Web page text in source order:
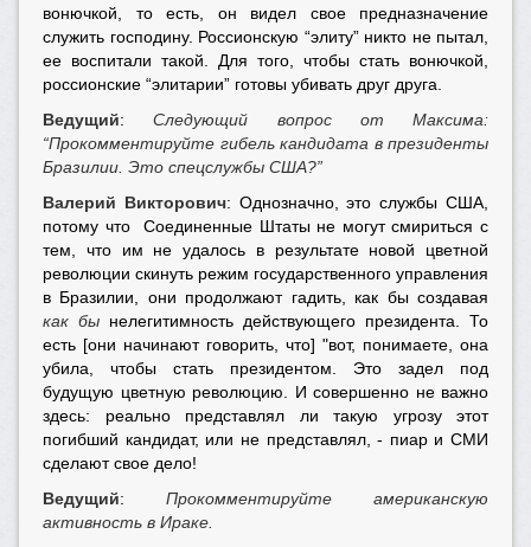
вонючкой, то есть, он видел свое предназначение
служить господину. Россионскую “элиту” никто не пытал,
ее воспитали такой. Для того, чтобы стать вонючкой,
россионские “элитарии” готовы убивать друг друга.
Ведущий:Следующий вопрос от Максима:
“Прокомментируйте гибель кандидата в президенты
Бразилии. Это спецслужбы США?”
Валерий Викторович: Однозначно, это службы США,
потому что Соединенные Штаты не могут смириться с
тем, что им не удалось в результате новой цветной
революции скинуть режим государственного управления
в Бразилии, они продолжают гадить, как бы создавая
как бы нелегитимность действующего президента. То
есть [они начинают говорить, что] "вот, понимаете, она
убила, чтобы стать президентом. Это задел под
будущую цветную революцию. И совершенно не важно
здесь: реально представлял ли такую угрозу этот
погибший кандидат, или не представлял, - пиар и СМИ
сделают свое дело!
Ведущий: Прокомментируйте американскую
активность в Ираке.